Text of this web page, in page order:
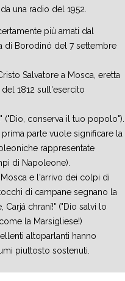
una radio del 1952.
più amati dal
di Borodinó del 7 settembre
Salvatore a Mosca, eretta
1812 sull'esercito
("Dio, conserva il tuo popolo").
parte vuole significare la
rappresentate
di Napoleone).
e l'arrivo dei colpi di
di campane segnano la
chraní!" ("Dio salvi lo
la Marsigliese!)
altoparlanti hanno
piuttosto sostenuti.